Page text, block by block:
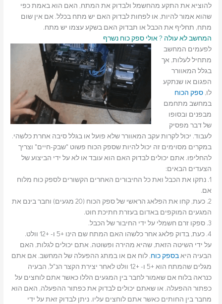
להוציא את התקע מהחשמל ולבדוק את המתח, האם הוא באמת כפי
שהוא אמור להיות, או לפחות לבדוק האם יש מתח בכלל. אם אין שום
מתח, תחליף את הכבל או תבדוק האם בשקע עצמו יש מתח.
המחשב לא עולה ? אולי ספק כוח נשרף
לפעמים המחשב
מתחיל לעלות, אך
בגלל המאוורר
הפגום או שנתקע
לו,ספק הכוח
במחשב מתחמם
מבפנים ובסופו
של דבר מפסיק
לעבוד. יכול לקרות עקב המאוורר שלא פועל או בגלל סיבה אחרת כלשהי.
במקרים מסוימים זה יכול להיות שספק הכוח פשוט "שבק-חיים" וצריך
להחליפו. אתם יכולים לבדוק האם הוא עובד או לא על ידי הביצוע של
הצעדים הבאים:
1. נתקו את הכבל ואת כל החיבורים האחרים הקשורים לספק כוח מלוח
אם.
2. כעת, קחו את הפלאג הראשי של ספק הכוח (20 מגעים) וחבר בינם את
המגעים המוקפים באדום בעזרת חתיכת חוט.
3. ספקו זרם חשמלי על ידי החיבור של הכבל.
4. כעת, בדוק פלאג אחר כלשהו האם המתח שם הינו +5 ו- +12 וולט.
על ידי השיטה הזאת, שהיא מהירה ופשוטה, אתם יכולים לגלות, האם
הבעיה היאבספק כוח, לוח אם או במתג ההפעלה של המחשב. אם אתם
מגלים שהמתח הוא +5 ו- +12 וולט לאחר יצירת הקצר הנ"ל, הבעיה
כנראה בלוח אם שאמור לחבר בין המגעים הללו כאשר אתם לוחצים על
כפתור ההפעלה. או שאתם יכולים לבדוק את כפתור ההפעלה, האם הוא
מחבר בין החותים כאשר אתם לוחצים עליו. ניתן לבדוק זאת על ידי